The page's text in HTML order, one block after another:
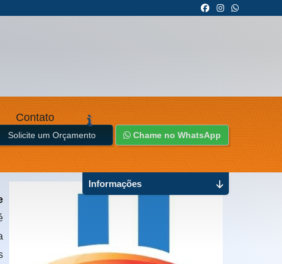
Contato
Solicite um Orçamento Chame no WhatsApp
Informações